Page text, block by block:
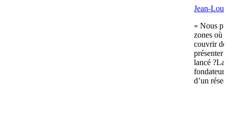
Jean-
« Nous
zones où
couvrir de
présenter
lancé ?La
d’un